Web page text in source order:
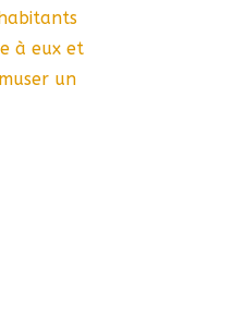
à eux et
un